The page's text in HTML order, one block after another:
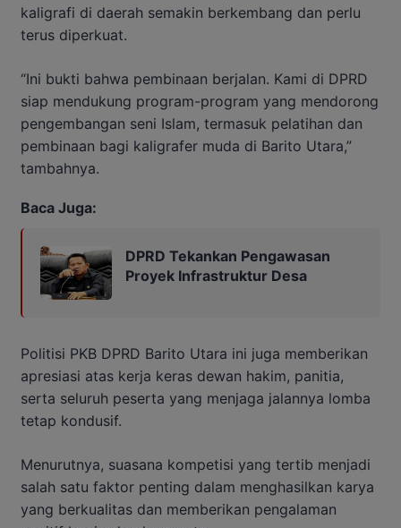
kaligrafi di daerah semakin berkembang dan perlu
terus diperkuat.
“Ini bukti bahwa pembinaan berjalan. Kami di DPRD
siap mendukung program-program yang mendorong
pengembangan seni Islam, termasuk pelatihan dan
pembinaan bagi kaligrafer muda di Barito Utara,”
tambahnya.
Baca Juga:
DPRD Tekankan Pengawasan
Proyek Infrastruktur Desa
Politisi PKB DPRD Barito Utara ini juga memberikan
apresiasi atas kerja keras dewan hakim, panitia,
serta seluruh peserta yang menjaga jalannya lomba
tetap kondusif.
Menurutnya, suasana kompetisi yang tertib menjadi
salah satu faktor penting dalam menghasilkan karya
yang berkualitas dan memberikan pengalaman